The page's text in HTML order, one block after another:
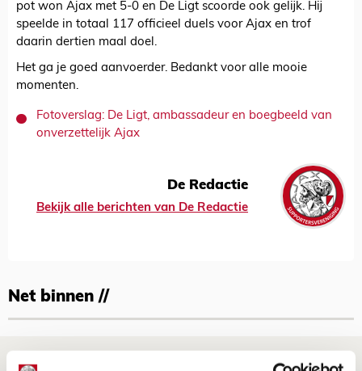
pot won Ajax met 5-0 en De Ligt scoorde ook gelijk. Hij
speelde in totaal 117 officieel duels voor Ajax en trof
daarin dertien maal doel.
Het ga je goed aanvoerder. Bedankt voor alle mooie
momenten.
Fotoverslag: De Ligt, ambassadeur en boegbeeld van
onverzettelijk Ajax
De Redactie
Bekijk alle berichten van De Redactie
Net binnen //
Ajax zet Shelbourne eenvoudig opzij en